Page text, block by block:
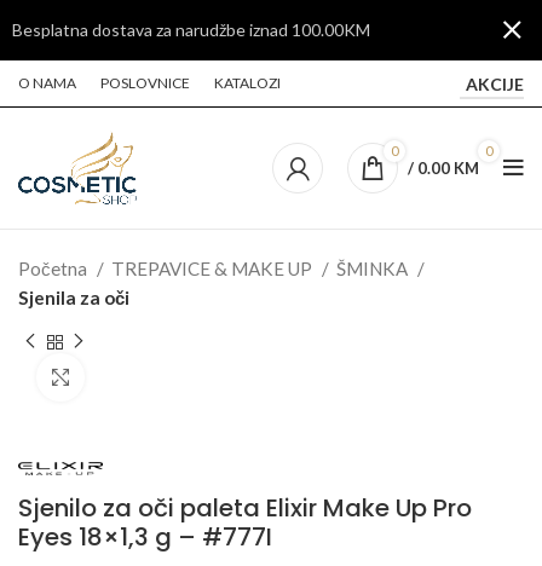
O NAMA POSLOVNICE KATALOZI AKCIJE
0 0
/ 0.00 KM
Početna TREPAVICE & MAKE UP
ŠMINKA
Sjenila za oči
Sjenilo za oči paleta Elixir Make Up Pro
Eyes 18×1,3 g – #777I
Besplatna dostava za narudžbe iznad 100.00KM